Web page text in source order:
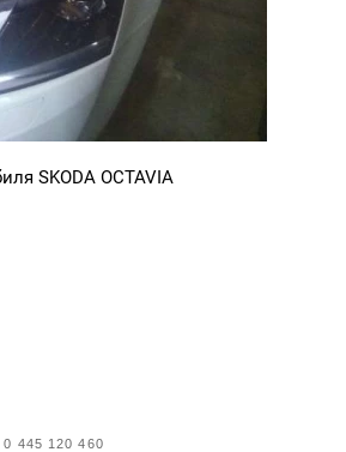
SKODA OCTAVIA
445 120 460